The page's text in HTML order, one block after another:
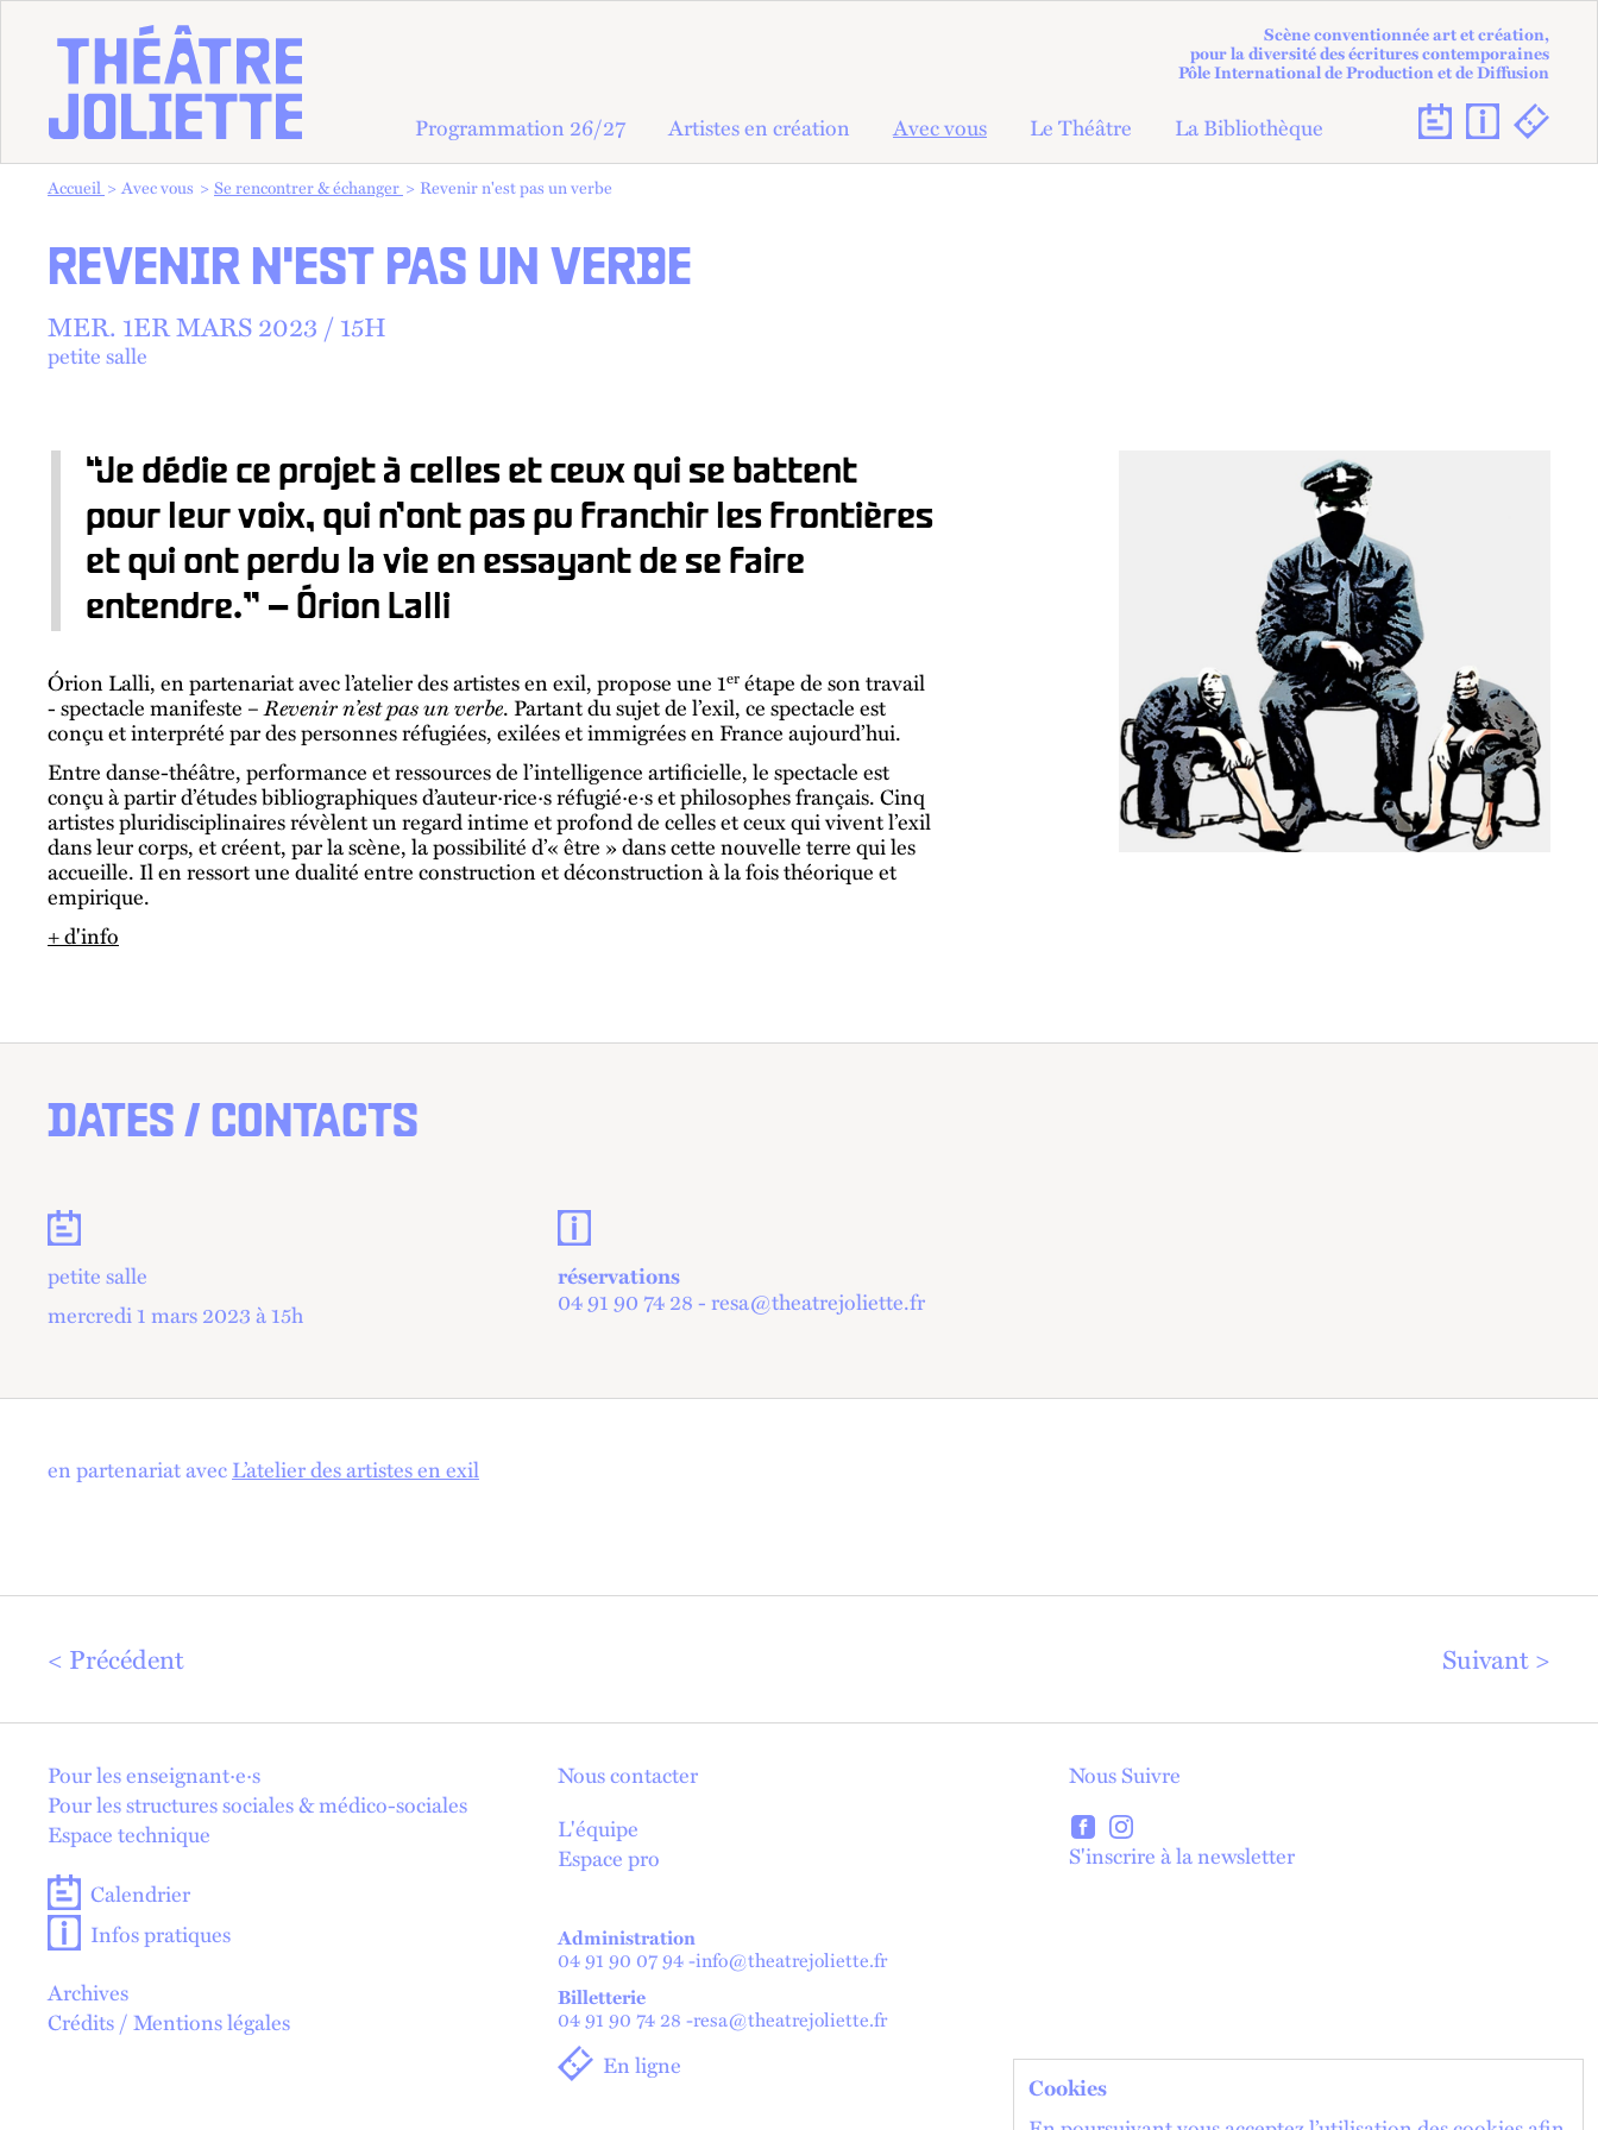
Scène conventionnée art et création,
pour la diversité des écritures contemporaines
Pôle International de Production et de Diffusion
Programmation 26/27 Artistes en création Avec vous Le Théâtre La Bibliothèque
Vous êtes dans :
Accueil Avec vous Se rencontrer & échanger Revenir n'est pas un verbe
REVENIR N'EST PAS UN VERBE
MER. 1ERMARS 2023 /15H
petite salle
“Je dédie ce projet à celles et ceux qui se battent
pour leur voix, qui n’ont pas pu franchir les frontières
et qui ont perdu la vie en essayant de se faire
entendre.” — Órion Lalli
Órion Lalli, en partenariat avec l’atelier des artistes en exil, propose une 1er étape de son travail
- spectacle manifeste –Revenir n’est pas un verbe. Partant du sujet de l’exil, ce spectacle est
conçu et interprété par des personnes réfugiées, exilées et immigrées en France aujourd’hui.
Entre danse-théâtre, performance et ressources de l’intelligence artificielle, le spectacle est
conçu à partir d’études bibliographiques d’auteur·rice·s réfugié·e·s et philosophes français. Cinq
artistes pluridisciplinaires révèlent un regard intime et profond de celles et ceux qui vivent l’exil
dans leur corps, et créent, par la scène, la possibilité d’« être » dans cette nouvelle terre qui les
accueille. Il en ressort une dualité entre construction et déconstruction à la fois théorique et
empirique.
+ d'info
DATES / CONTACTS
Dates
petite salle
mercredi 1 mars 2023 à 15h
Contacts et informations pratiques
réservations
04 91 90 74 28 - resa@theatrejoliette.fr
en partenariat avecL’atelier des artistes en exil
Précédent Suivant
En 1 click !
Pour les enseignant·e·s
Pour les structures sociales & médico-sociales
Espace technique
Calendrier
Infos pratiques
Archives
Crédits / Mentions légales
Nous contacter
L'équipe
Espace pro
Administration
04 91 90 07 94-info@theatrejoliette.fr
Billetterie
04 91 90 74 28 -resa@theatrejoliette.fr
En ligne
Nous Suivre
lien externe
S'inscrire à la newsletterlien externe
Cookies